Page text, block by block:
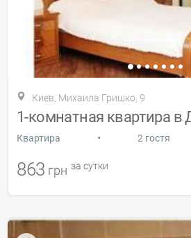
Киев, Михаила Гришко, 9
Квартира • 2 гостя
863 грн за сутки